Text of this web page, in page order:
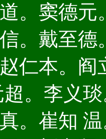
。窦德元
。戴至德
仁本。阎
。李义
。崔知